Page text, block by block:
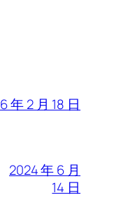
年 2 月 18 日
2024 年 6 月
14 日